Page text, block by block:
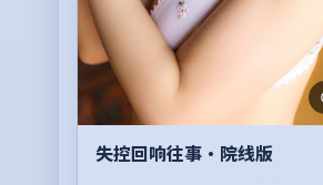
失控回响往事·院线版